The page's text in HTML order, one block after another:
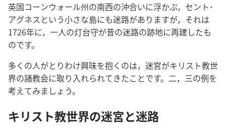
英国コーンウォール州の南西の沖合いに浮かぶ，セント･
アグネスという小さな島にも迷路がありますが，それは
1726年に，一人の灯台守が昔の迷路の跡地に再建したも
のです。
多くの人がとりわけ興味を抱くのは，迷宮がキリスト教世
界の諸教会に取り入れられてきたことです。二，三の例を
考えてみましょう。
キリスト教世界の迷宮と迷路